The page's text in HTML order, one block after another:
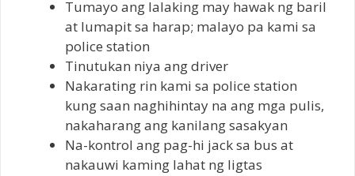
Tumayo ang lalaking may hawak ng baril
at lumapit sa harap; malayo pa kami sa
police station
Tinutukan niya ang driver
Nakarating rin kami sa police station
kung saan naghihintay na ang mga pulis,
nakaharang ang kanilang sasakyan
Na-kontrol ang pag-hi jack sa bus at
nakauwi kaming lahat ng ligtas